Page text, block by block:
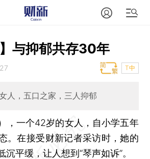
】与抑郁共存30年
T中
人，五口之家，三人抑郁
一个42岁的女人，自小学五年
。在接受财新记者采访时，她的
平缓，让人想到“琴声如诉”。